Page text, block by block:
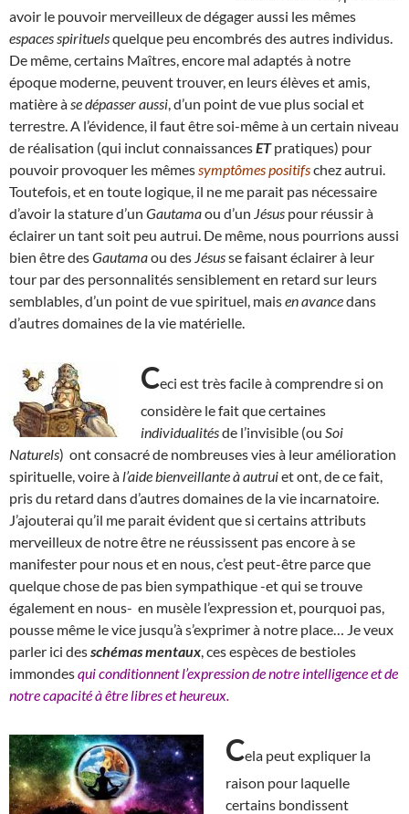
avoir le pouvoir merveilleux de dégager aussi les mêmes
espaces spirituelsquelque peu encombrés des autres individus.
De même, certains Maîtres, encore mal adaptés à notre
époque moderne, peuvent trouver, en leurs élèves et amis,
matière à se dépasser aussi , d’un point de vue plus social et
terrestre. A l’évidence, il faut être soi-même à un certain niveau
de réalisation (qui inclut connaissancesETpratiques) pour
pouvoir provoquer les mêmes symptômes positifschez autrui.
Toutefois, et en toute logique, il ne me parait pas nécessaire
d’avoir la stature d’un Gautamaou d’un Jésus pour réussir à
éclairer un tant soit peu autrui. De même, nous pourrions aussi
bien être desGautamaou des Jésusse faisant éclairer à leur
tour par des personnalités sensiblement en retard sur leurs
semblables, d’un point de vue spirituel, maisen avancedans
d’autres domaines de la vie matérielle.
Ceci est très facile à comprendre si on
considère le fait que certaines
individualitésde l’invisible (ou Soi
Naturels) ont consacré de nombreuses vies à leur amélioration
spirituelle, voire à l’aide bienveillante à autruiet ont, de ce fait,
pris du retard dans d’autres domaines de la vie incarnatoire.
J’ajouterai qu’il me parait évident que si certains attributs
merveilleux de notre être ne réussissent pas encore à se
manifester pour nous et en nous, c’est peut-être parce que
quelque chose de pas bien sympathique -et qui se trouve
également en nous- en musèle l’expression et, pourquoi pas,
pousse même le vice jusqu’à s’exprimer à notre place… Je veux
parler ici desschémas mentaux , ces espèces de bestioles
immondesqui conditionnent l’expression de notre intelligence et de
notre capacité à être libres et heureux.
Cela peut expliquer la
raison pour laquelle
certains bondissent